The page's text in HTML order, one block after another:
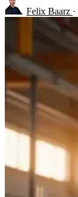
Felix Baarz ·